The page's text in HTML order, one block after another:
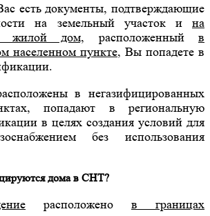
есть документы, подтверждающие
на земельный участок и на
жилой дом, расположенный в
населенном пункте, Вы попадете в
в негазифицированных
попадают в региональную
в целях создания условий для
без использования
дома в СНТ?
расположено в границах